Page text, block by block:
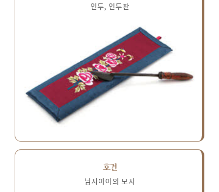
인두, 인두판
호건
남자아이의 모자